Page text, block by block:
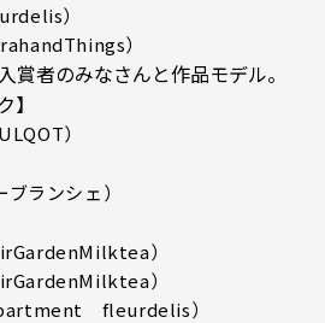
）
）
賞者のみなさんと作品モデル。
】
）
ランシェ）
）
）
fleurdelis）